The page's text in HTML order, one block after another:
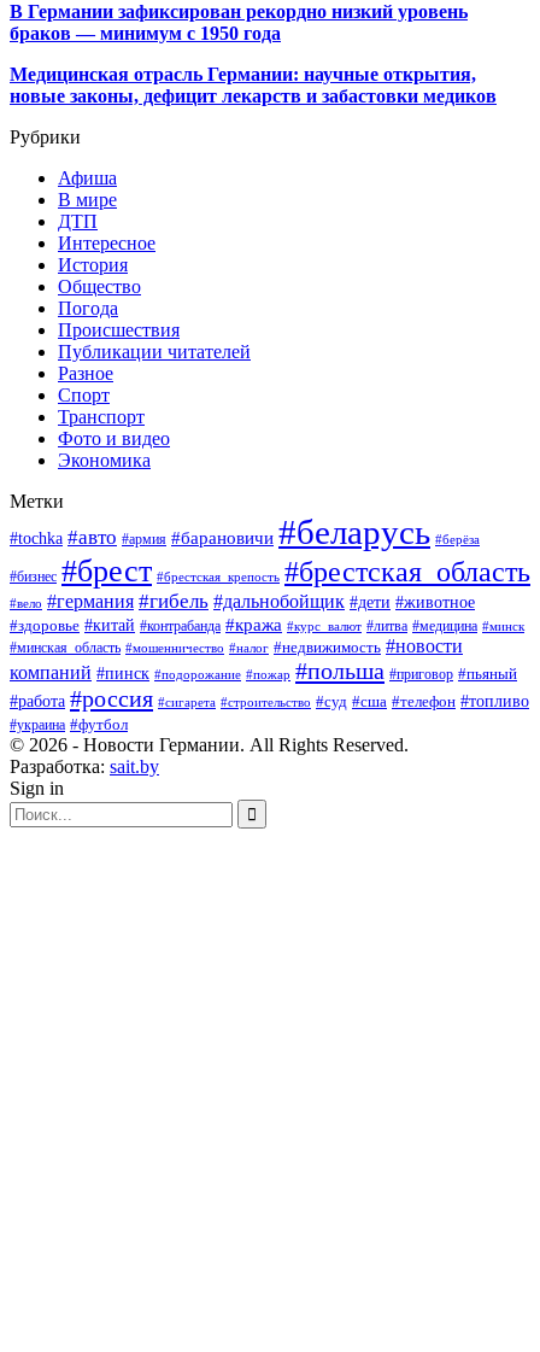
В Германии зафиксирован рекордно низкий уровень
браков — минимум с 1950 года
Медицинская отрасль Германии: научные открытия,
новые законы, дефицит лекарств и забастовки медиков
Рубрики
Афиша
В мире
ДТП
Интересное
История
Общество
Погода
Происшествия
Публикации читателей
Разное
Спорт
Транспорт
Фото и видео
Экономика
Метки
#tochka #авто #армия #барановичи #беларусь #берёза
#бизнес #брест #брестская_крепость #брестская_область
#вело #германия #гибель #дальнобойщик #дети #животное
#здоровье #китай #контрабанда #кража #курс_валют #литва #медицина #минск
#минская_область #мошенничество #налог #недвижимость #новости
компаний #пинск #подорожание #пожар #польша #приговор #пьяный
#работа #россия #сигарета #строительство #суд #сша #телефон #топливо
#украина #футбол
© 2026 - Новости Германии. All Rights Reserved.
Разработка: sait.by
Sign in